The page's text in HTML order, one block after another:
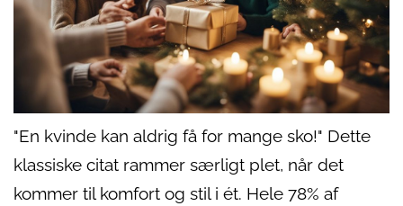
"En kvinde kan aldrig få for mange sko!" Dette
klassiske citat rammer særligt plet, når det
kommer til komfort og stil i ét. Hele 78% af